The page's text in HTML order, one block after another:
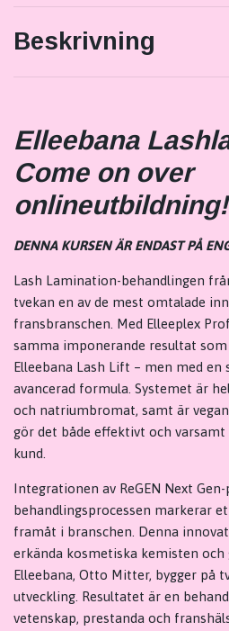
Beskrivning
Elleebana
Come on over
DENNA KURSEN ÄR ENDAST PÅ
Lash Lamination-behandlingen
tvekan en av de mest omtalade
fransbranschen. Med Elleeplex
samma imponerande resultat
Elleebana Lash Lift – men med
avancerad formula. Systemet är
och natriumbromat, samt är
gör det både effektivt och
kund.
Integrationen av ReGEN Next
behandlingsprocessen markerar
framåt i branschen. Denna
erkända kosmetiska kemisten
Elleebana, Otto Mitter, bygger på
utveckling. Resultatet är en
vetenskap, prestanda och